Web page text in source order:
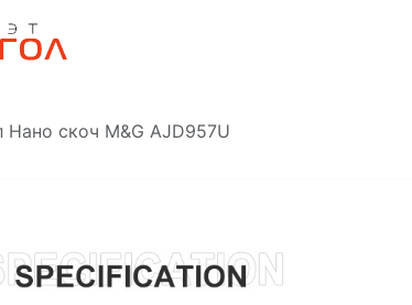
2 тал Нано скоч M&G AJD957U